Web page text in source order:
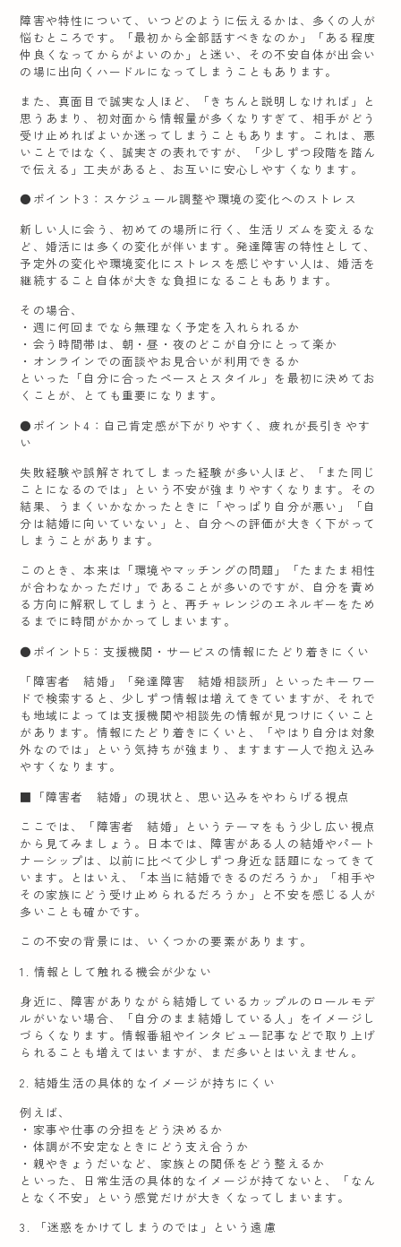
障害や特性について、いつどのように伝えるかは、多くの人が
悩むところです。「最初から全部話すべきなのか」「ある程度
仲良くなってからがよいのか」と迷い、その不安自体が出会い
の場に出向くハードルになってしまうこともあります。
また、真面目で誠実な人ほど、「きちんと説明しなければ」と
思うあまり、初対面から情報量が多くなりすぎて、相手がどう
受け止めればよいか迷ってしまうこともあります。これは、悪
いことではなく、誠実さの表れですが、「少しずつ段階を踏ん
で伝える」工夫があると、お互いに安心しやすくなります。
●ポイント3：スケジュール調整や環境の変化へのストレス
新しい人に会う、初めての場所に行く、生活リズムを変えるな
ど、婚活には多くの変化が伴います。発達障害の特性として、
予定外の変化や環境変化にストレスを感じやすい人は、婚活を
継続すること自体が大きな負担になることもあります。
その場合、
・週に何回までなら無理なく予定を入れられるか
・会う時間帯は、朝・昼・夜のどこが自分にとって楽か
・オンラインでの面談やお見合いが利用できるか
といった「自分に合ったペースとスタイル」を最初に決めてお
くことが、とても重要になります。
●ポイント4：自己肯定感が下がりやすく、疲れが長引きやす
い
失敗経験や誤解されてしまった経験が多い人ほど、「また同じ
ことになるのでは」という不安が強まりやすくなります。その
結果、うまくいかなかったときに「やっぱり自分が悪い」「自
分は結婚に向いていない」と、自分への評価が大きく下がって
しまうことがあります。
このとき、本来は「環境やマッチングの問題」「たまたま相性
が合わなかっただけ」であることが多いのですが、自分を責め
る方向に解釈してしまうと、再チャレンジのエネルギーをため
るまでに時間がかかってしまいます。
●ポイント5：支援機関・サービスの情報にたどり着きにくい
「障害者 結婚」「発達障害 結婚相談所」といったキーワー
ドで検索すると、少しずつ情報は増えてきていますが、それで
も地域によっては支援機関や相談先の情報が見つけにくいこと
があります。情報にたどり着きにくいと、「やはり自分は対象
外なのでは」という気持ちが強まり、ますます一人で抱え込み
やすくなります。
■「障害者 結婚」の現状と、思い込みをやわらげる視点
ここでは、「障害者 結婚」というテーマをもう少し広い視点
から見てみましょう。日本では、障害がある人の結婚やパート
ナーシップは、以前に比べて少しずつ身近な話題になってきて
います。とはいえ、「本当に結婚できるのだろうか」「相手や
その家族にどう受け止められるだろうか」と不安を感じる人が
多いことも確かです。
この不安の背景には、いくつかの要素があります。
1. 情報として触れる機会が少ない
身近に、障害がありながら結婚しているカップルのロールモデ
ルがいない場合、「自分のまま結婚している人」をイメージし
づらくなります。情報番組やインタビュー記事などで取り上げ
られることも増えてはいますが、まだ多いとはいえません。
2. 結婚生活の具体的なイメージが持ちにくい
例えば、
・家事や仕事の分担をどう決めるか
・体調が不安定なときにどう支え合うか
・親やきょうだいなど、家族との関係をどう整えるか
といった、日常生活の具体的なイメージが持てないと、「なん
となく不安」という感覚だけが大きくなってしまいます。
3. 「迷惑をかけてしまうのでは」という遠慮